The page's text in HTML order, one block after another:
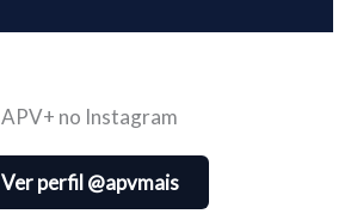
APV+ no Instagram
Ver perfil @apvmais